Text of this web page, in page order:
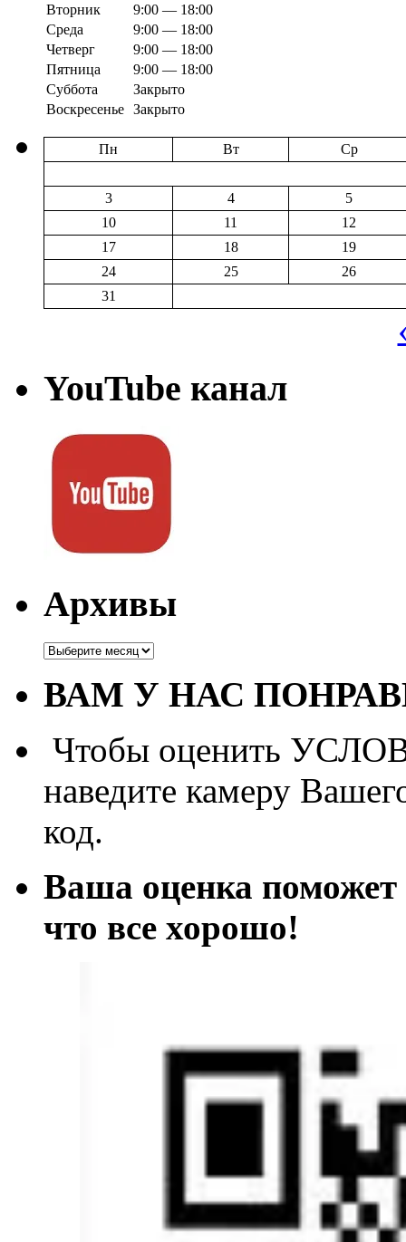
Вторник
9:00 — 18:00
Среда
9:00 — 18:00
Четверг
9:00 — 18:00
Пятница
9:00 — 18:00
Суббота
Закрыто
Воскресенье Закрыто
Пн Вт Ср
3 4
5
10
11
12
17
18
19
24
25
26
31
YouTube канал
Архивы
Архивы
ВАМ У НАС
Чтобы оценить
наведите камеру
код.
Ваша оценка поможет
что все хорошо!